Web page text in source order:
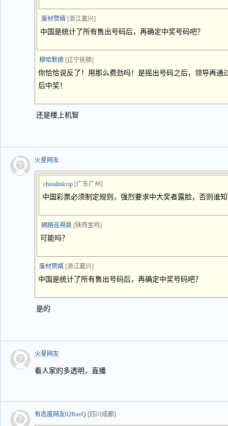
废材赘婿 [浙江嘉兴]
中国是统计了所有售出号码后，再确定中奖号码吧？
穆哈默德 [辽宁抚顺]
你恰恰说反了！用那么费劲吗！是摇出号码之后，领导再通
后中奖！
还是楼上机智
火星网友
chinalinkvip [广东广州]
中国彩票必须制定规则，强烈要求中大奖者露脸，否则谁
網絡巡視員 [陕西宝鸡]
可能吗？
废材赘婿 [浙江嘉兴]
中国是统计了所有售出号码后，再确定中奖号码吧？
是的
火星网友
看人家的多透明，直播
有态度网友02RuvQ [四川成都]